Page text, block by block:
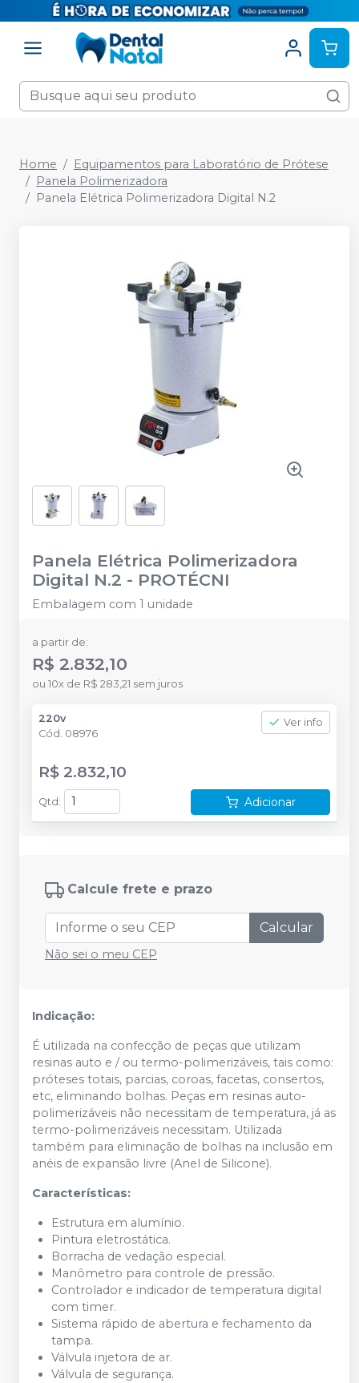
Home
Equipamentos para Laboratório de Prótese
Panela Polimerizadora
Panela Elétrica Polimerizadora Digital N.2
Panela Elétrica Polimerizadora
Digital N.2 - PROTÉCNI
Embalagem com 1 unidade
a partir de:
R$ 2.832,10
ou 10x de R$ 283,21 sem juros
220v
Cód. 08976
Ver info
R$ 2.832,10
Qtd : Adicionar
Calcule frete e prazo
Calcular
Não sei o meu CEP
Indicação:
É utilizada na confecção de peças que utilizam
resinas auto e / ou termo-polimerizáveis, tais como:
próteses totais, parcias, coroas, facetas, consertos,
etc, eliminando bolhas. Peças em resinas auto-
polimerizáveis não necessitam de temperatura, já as
termo-polimerizáveis necessitam. Utilizada
também para eliminação de bolhas na inclusão em
anéis de expansão livre (Anel de Silicone).
Características:
Estrutura em alumínio.
Pintura eletrostática.
Borracha de vedação especial.
Manômetro para controle de pressão.
Controlador e indicador de temperatura digital
com timer.
Sistema rápido de abertura e fechamento da
tampa.
Válvula injetora de ar.
Válvula de segurança.